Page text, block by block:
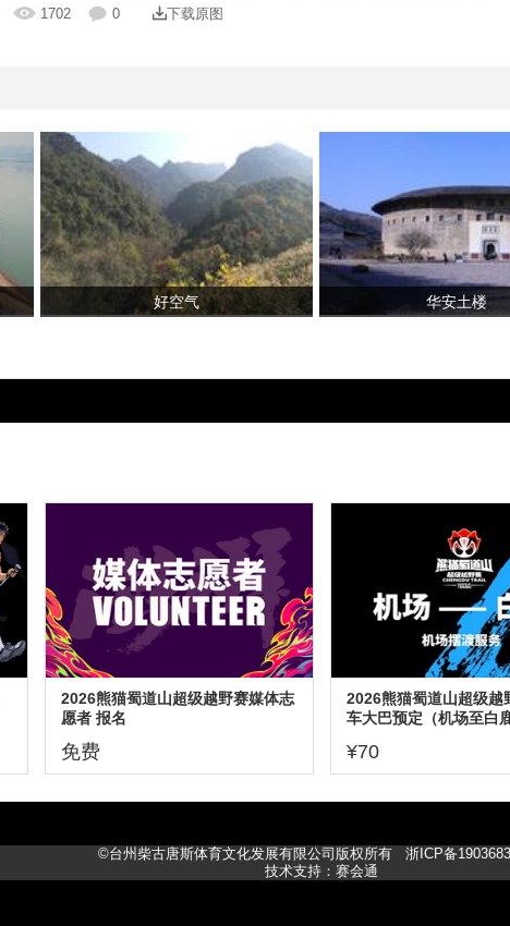
1702 0 下载原图
好空气 华安土楼
2026熊猫蜀道山超级越野赛媒体志
愿者 报名
免费
2026熊猫蜀道山超级越
车大巴预定（机场至白
¥70
©台州柴古唐斯体育文化发展有限公司版权所有
浙ICP备
技术支持：赛会通